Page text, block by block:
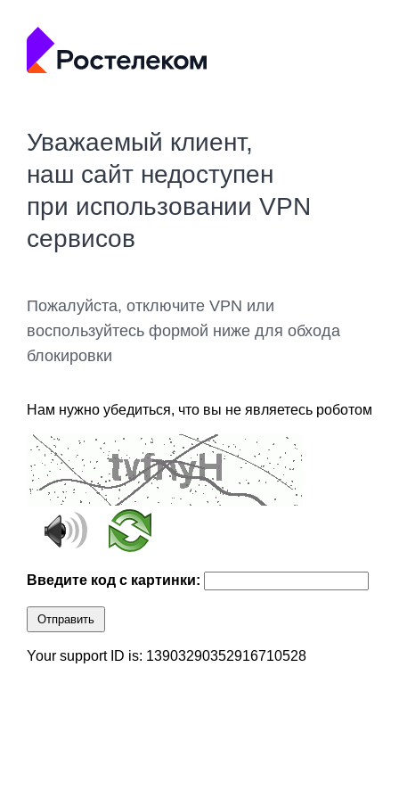
Уважаемый клиент,
наш сайт недоступен
при использовании VPN
сервисов
Пожалуйста, отключите VPN или
воспользуйтесь формой ниже для обхода
блокировки
Нам нужно убедиться, что вы не являетесь роботом
Введите код с картинки:
Отправить
Your support ID is: 13903290352916710528